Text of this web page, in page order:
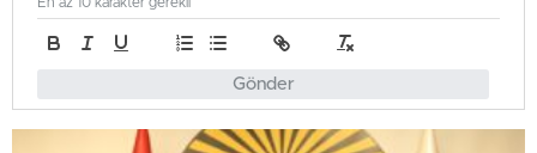
Gönder